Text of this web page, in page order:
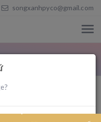
songxanhpyco@gmail.com